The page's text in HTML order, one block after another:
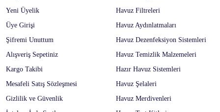
Yeni Üyelik
Üye Girişi
Şifremi Unuttum
Alışveriş Sepetiniz
Kargo Takibi
Mesafeli Satış Sözleşmesi
Gizlilik ve Güvenlik
Havuz Filtreleri
Havuz Aydınlatmaları
Havuz Dezenfeksiyon Sistemleri
Havuz Temizlik Malzemeleri
Hazır Havuz Sistemleri
Havuz Şelaleri
Havuz Merdivenleri